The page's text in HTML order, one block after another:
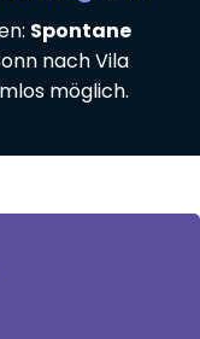
Spontane
nach Vila
möglich.